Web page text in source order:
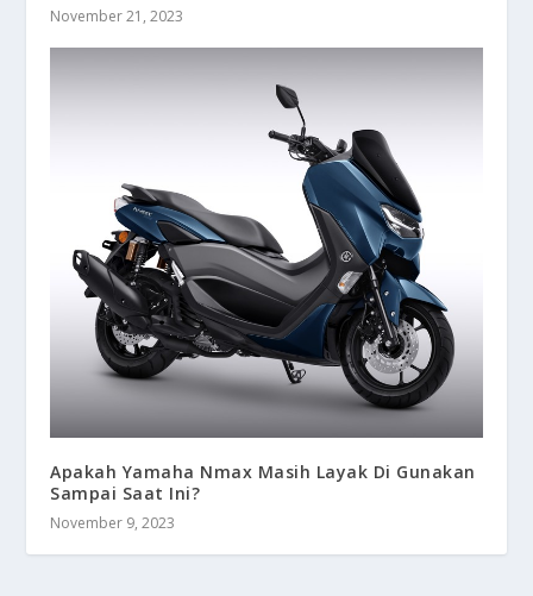
November 21, 2023
Apakah Yamaha Nmax Masih Layak Di Gunakan
Sampai Saat Ini?
November 9, 2023